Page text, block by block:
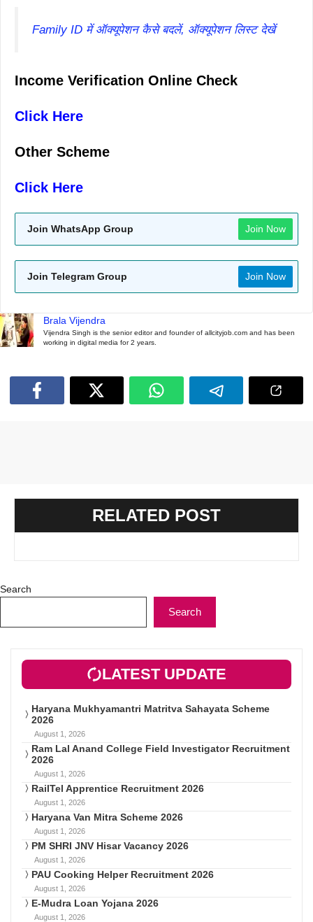
Family ID में ऑक्यूपेशन कैसे बदलें, ऑक्यूपेशन लिस्ट देखें
Income Verification Online Check
Click Here
Other Scheme
Click Here
Join WhatsApp Group Join Now
Join Telegram Group Join Now
Brala Vijendra
Vijendra Singh is the senior editor and founder of allcityjob.com and has been
working in digital media for 2 years.
RELATED POST
Search
Search
LATEST UPDATE
Haryana Mukhyamantri Matritva Sahayata Scheme
2026
August 1, 2026
Ram Lal Anand College Field Investigator Recruitment
2026
August 1, 2026
RailTel Apprentice Recruitment 2026
August 1, 2026
Haryana Van Mitra Scheme 2026
August 1, 2026
PM SHRI JNV Hisar Vacancy 2026
August 1, 2026
PAU Cooking Helper Recruitment 2026
August 1, 2026
E-Mudra Loan Yojana 2026
August 1, 2026